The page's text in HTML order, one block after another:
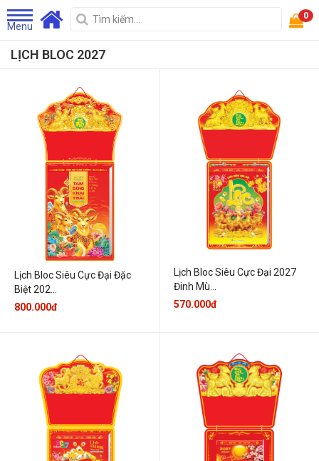
Menu
0
LỊCH BLOC 2027
Lịch Bloc Siêu Cực Đại Đặc
Biệt 202...
800.000đ
Lịch Bloc Siêu Cực Đại 2027
Đinh Mù...
570.000đ